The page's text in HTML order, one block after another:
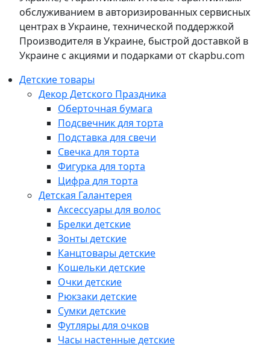
обслуживанием в авторизированных сервисных
центрах в Украине, технической поддержкой
Производителя в Украине, быстрой доставкой в
Украине с акциями и подарками от ckapbu.com
Детские товары
Декор Детского Праздника
Оберточная бумага
Подсвечник для торта
Подставка для свечи
Свечка для торта
Фигурка для торта
Цифра для торта
Детская Галантерея
Аксессуары для волос
Брелки детские
Зонты детские
Канцтовары детские
Кошельки детские
Очки детские
Рюкзаки детские
Сумки детские
Футляры для очков
Часы настенные детские